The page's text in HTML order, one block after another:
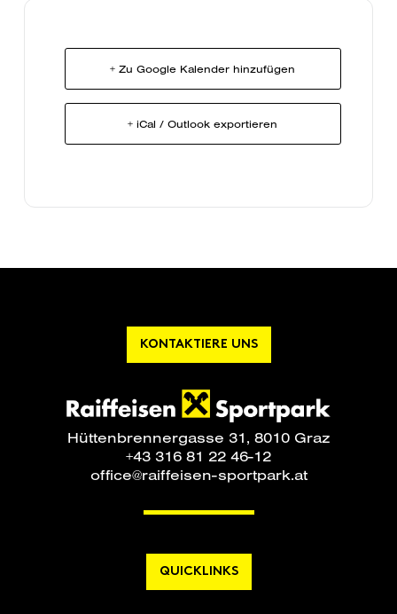
+ Zu Google Kalender hinzufügen
+ iCal / Outlook exportieren
KONTAKTIERE UNS
Hüttenbrennergasse 31, 8010 Graz
+43 316 81 22 46-12
office@raiffeisen-sportpark.at
QUICKLINKS